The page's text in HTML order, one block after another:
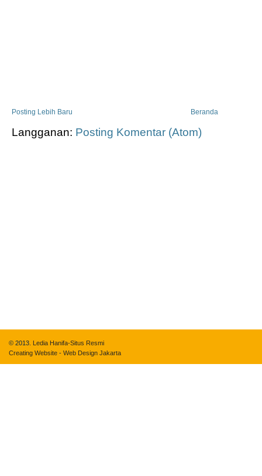
Posting Lebih Baru Beranda
Langganan: Posting Komentar (Atom)
© 2013. Ledia Hanifa-Situs Resmi
Creating Website - Web Design Jakarta